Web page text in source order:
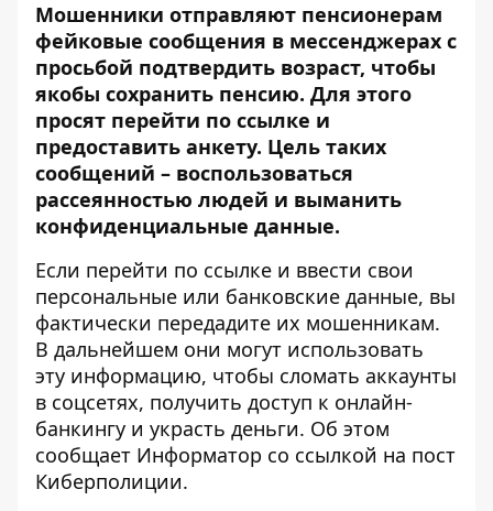
Мошенники отправляют пенсионерам
фейковые сообщения в мессенджерах с
просьбой подтвердить возраст, чтобы
якобы сохранить пенсию. Для этого
просят перейти по ссылке и
предоставить анкету. Цель таких
сообщений – воспользоваться
рассеянностью людей и выманить
конфиденциальные данные.
Если перейти по ссылке и ввести свои
персональные или банковские данные, вы
фактически передадите их мошенникам.
В дальнейшем они могут использовать
эту информацию, чтобы сломать аккаунты
в соцсетях, получить доступ к онлайн-
банкингу и украсть деньги. Об этом
сообщает Информатор со ссылкой на пост
Киберполиции.